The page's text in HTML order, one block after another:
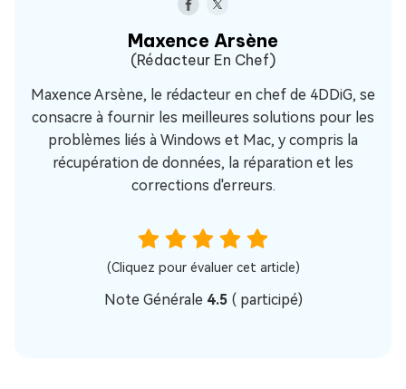
Maxence Arsène
(Rédacteur En Chef)
Maxence Arsène, le rédacteur en chef de 4DDiG, se
consacre à fournir les meilleures solutions pour les
problèmes liés à Windows et Mac, y compris la
récupération de données, la réparation et les
corrections d'erreurs.
(Cliquez pour évaluer cet article)
Note Générale 4.5 (participé)